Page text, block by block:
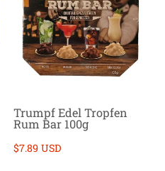
Trumpf Edel Tropfen
Rum Bar 100g
$7.89 USD